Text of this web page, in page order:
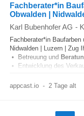
Fachberater*in
Obwalden |
Karl Bubenhofer AG -
Fachberater*in Baufarben
Nidwalden | Luzern | Zug
• Betreuung und
• Entwicklung des
appcast.io - 2 Tage alt